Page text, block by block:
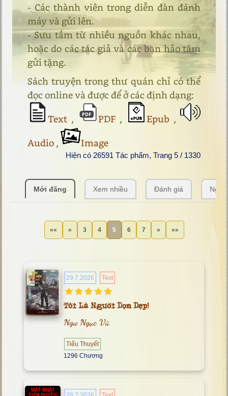
- Các thành viên trong diễn đàn đánh
máy và gửi lên.
- Sưu tầm từ nhiều nguồn khác nhau,
hoặc do các tác giả và các bạn hảo tâm
gửi tặng.
Sách truyện trong thư quán chỉ có thể
đọc online và được để ở các định dạng:
Text , PDF , Epub ,
Audio , Image
Hiện có 26591 Tác phẩm, Trang 5 / 1330
Mới đăng Xem nhiều Đánh giá
«« « 3 4 5 6 7 » »»
29.7.2026 Text
Tôi Là Người Dọn Dẹp!
Ngư Ngục Vũ
Tiểu Thuyết
1296 Chương